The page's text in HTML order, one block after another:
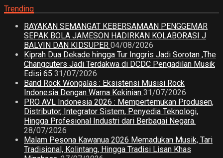
Trending
RAYAKAN SEMANGAT KEBERSAMAAN PENGGEMAR
SEPAK BOLA JAMESON HADIRKAN KOLABORASI J
BALVIN DAN KIDSUPER 04/08/2026
Kiprah Dua Dekade hingga Tur Inggris Jadi Sorotan ,The
Changcuters Jadi Terdakwa di DCDC Pengadilan Musik
Edisi 65 31/07/2026
Band Rock Wongalas : Eksistensi Musisi Rock
Indonesia Dengan Warna Kekinian 31/07/2026
PRO AVL Indonesia 2026 : Mempertemukan Produsen,
Distributor, Integrator Sistem, Penyedia Teknologi,
Hingga Profesional Industri dari Berbagai Negara.
28/07/2026
Malam Pesona Kawanua 2026 Memadukan Musik, Tari
Tradisional, Kolintang, Hingga Tradisi Lisan Khas